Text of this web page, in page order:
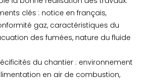
clés : notice en français,
gaz, caractéristiques du
des fumées, nature du fluide
du chantier : environnement
en air de combustion,